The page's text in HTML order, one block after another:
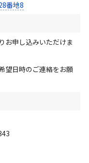
番地8
お申し込みいただけま
望日時のご連絡をお願